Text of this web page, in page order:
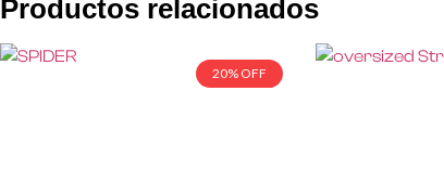
Productos relacionados
20% OFF